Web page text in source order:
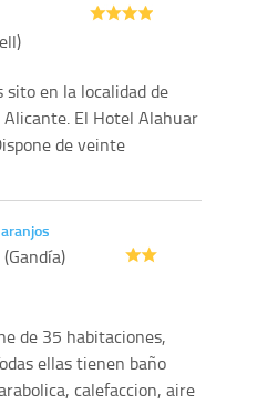
en la localidad de
El Hotel Alahuar
de veinte
de 35 habitaciones,
ellas tienen baño
calefaccion, aire